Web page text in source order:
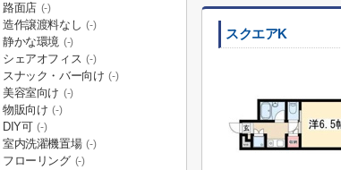
スクエアK
路面店 (-)
造作譲渡料なし (-)
静かな環境 (-)
シェアオフィス (-)
スナック・バー向け (-)
美容室向け (-)
物販向け (-)
DIY可 (-)
室内洗濯機置場 (-)
フローリング (-)